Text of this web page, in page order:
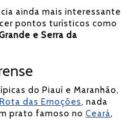
ainda mais interessante
pontos turísticos como
e Serra da
do Piauí e Maranhão,
Rota das Emoções, nada
prato famoso no Ceará,